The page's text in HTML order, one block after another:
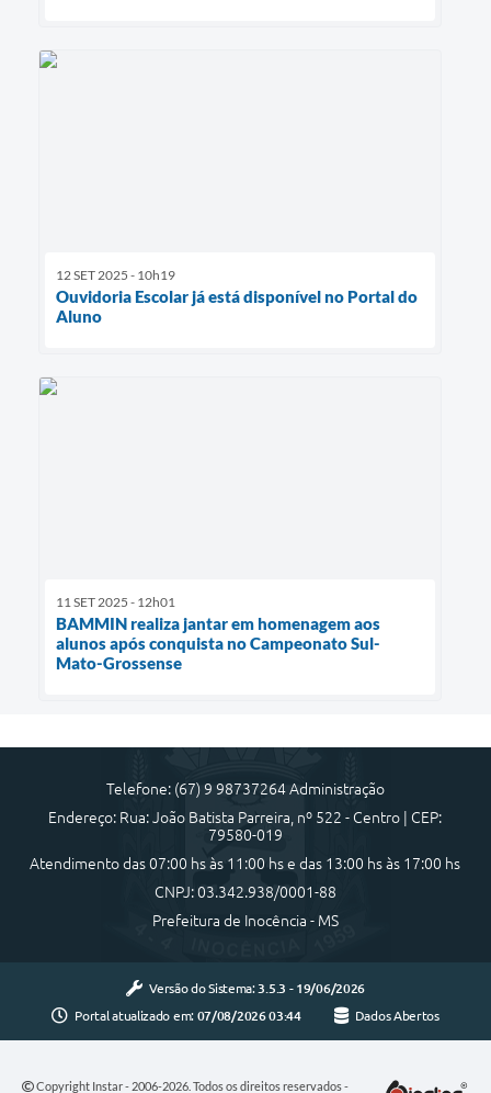
12 SET 2025 - 10h19
Ouvidoria Escolar já está disponível no Portal do
Aluno
11 SET 2025 - 12h01
BAMMIN realiza jantar em homenagem aos
alunos após conquista no Campeonato Sul-
Mato-Grossense
Telefone: (67) 9 98737264 Administração
Endereço: Rua: João Batista Parreira, nº 522 - Centro | CEP:
79580-019
Atendimento das 07:00 hs às 11:00 hs e das 13:00 hs às 17:00 hs
CNPJ: 03.342.938/0001-88
Prefeitura de Inocência - MS
Versão do Sistema: 3.5.3 - 19/06/2026
Portal atualizado em: 07/08/2026 03:44 Dados Abertos
Copyright Instar - 2006-2026. Todos os direitos reservados -